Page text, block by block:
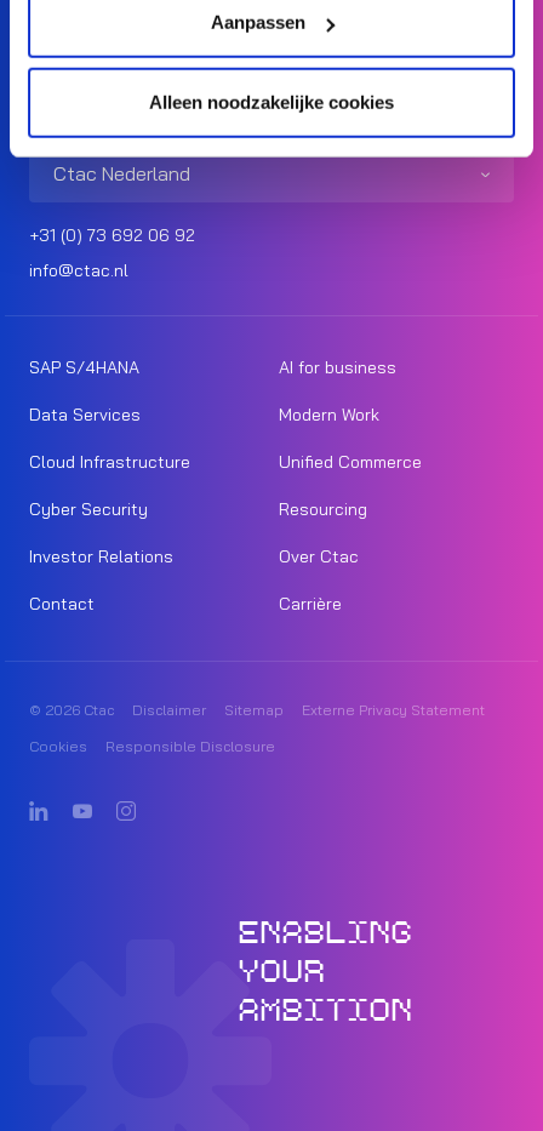
Aanpassen
Alleen noodzakelijke cookies
Ctac Nederland
+31 (0) 73 692 06 92
info@ctac.nl
SAP S/4HANA AI for business
Data Services Modern Work
Cloud Infrastructure Unified Commerce
Cyber Security Resourcing
Investor Relations Over Ctac
Contact Carrière
© 2026 Ctac Disclaimer Sitemap
Externe Privacy Statement
Cookies
Responsible Disclosure
ENABLING
YOUR
AMBITION